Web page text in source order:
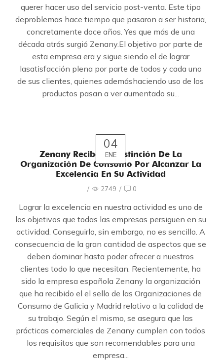
querer hacer uso del servicio post-venta. Este tipo
deproblemas hace tiempo que pasaron a ser historia,
concretamente doce años. Yes que más de una
década atrás surgió Zenany.El objetivo por parte de
esta empresa era y sigue siendo el de lograr
lasatisfacción plena por parte de todos y cada uno
de sus clientes, quienes ademáshaciendo uso de los
productos pasan a ver aumentado su...
04
ENE
Zenany Recibe La Distinción De La
Organización De Consumo Por Alcanzar La
Excelencia En Su Actividad
/ 2749 / 0
Lograr la excelencia en nuestra actividad es uno de
los objetivos que todas las empresas persiguen en su
actividad. Conseguirlo, sin embargo, no es sencillo. A
consecuencia de la gran cantidad de aspectos que se
deben dominar hasta poder ofrecer a nuestros
clientes todo lo que necesitan. Recientemente, ha
sido la empresa española Zenany la organización
que ha recibido el el sello de las Organizaciones de
Consumo de Galicia y Madrid relativo a la calidad de
su trabajo. Según el mismo, se asegura que las
prácticas comerciales de Zenany cumplen con todos
los requisitos que son recomendables para una
empresa...